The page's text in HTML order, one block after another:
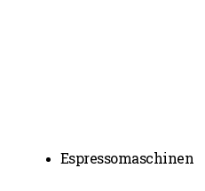
Espressomaschinen